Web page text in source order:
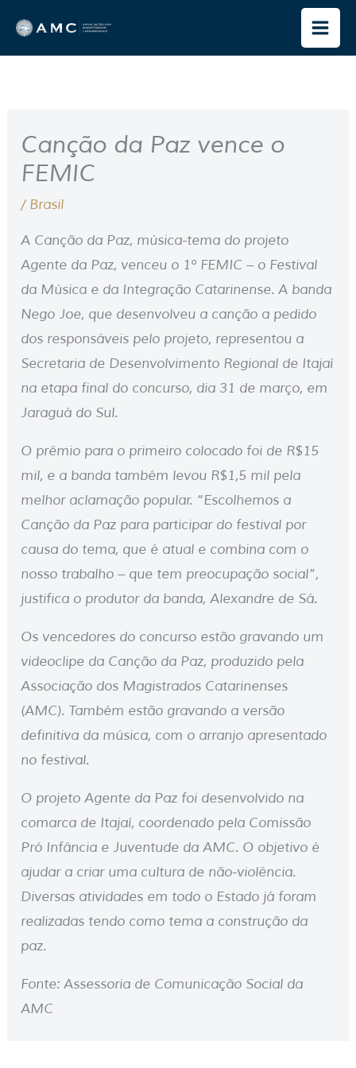
para
o
Canção da Paz vence o
FEMIC
/ Brasil
A Canção da Paz, música-tema do projeto
Agente da Paz, venceu o 1º FEMIC – o Festival
da Música e da Integração Catarinense. A banda
Nego Joe, que desenvolveu a canção a pedido
dos responsáveis pelo projeto, representou a
Secretaria de Desenvolvimento Regional de Itajaí
na etapa final do concurso, dia 31 de março, em
Jaraguá do Sul.
O prêmio para o primeiro colocado foi de R$15
mil, e a banda também levou R$1,5 mil pela
melhor aclamação popular. “Escolhemos a
Canção da Paz para participar do festival por
causa do tema, que é atual e combina com o
nosso trabalho – que tem preocupação social”,
justifica o produtor da banda, Alexandre de Sá.
Os vencedores do concurso estão gravando um
videoclipe da Canção da Paz, produzido pela
Associação dos Magistrados Catarinenses
(AMC). Também estão gravando a versão
definitiva da música, com o arranjo apresentado
no festival.
O projeto Agente da Paz foi desenvolvido na
comarca de Itajaí, coordenado pela Comissão
Pró Infância e Juventude da AMC. O objetivo é
ajudar a criar uma cultura de não-violência.
Diversas atividades em todo o Estado já foram
realizadas tendo como tema a construção da
paz.
Fonte: Assessoria de Comunicação Social da
AMC